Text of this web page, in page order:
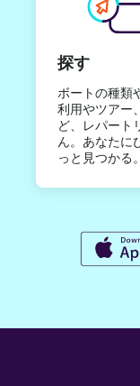
探す
ボートの種類
利用やツアー
ど、レパート
ん。あなたに
っと見つかる。